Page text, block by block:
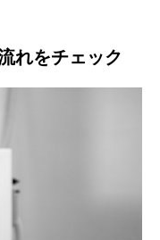
れをチェック